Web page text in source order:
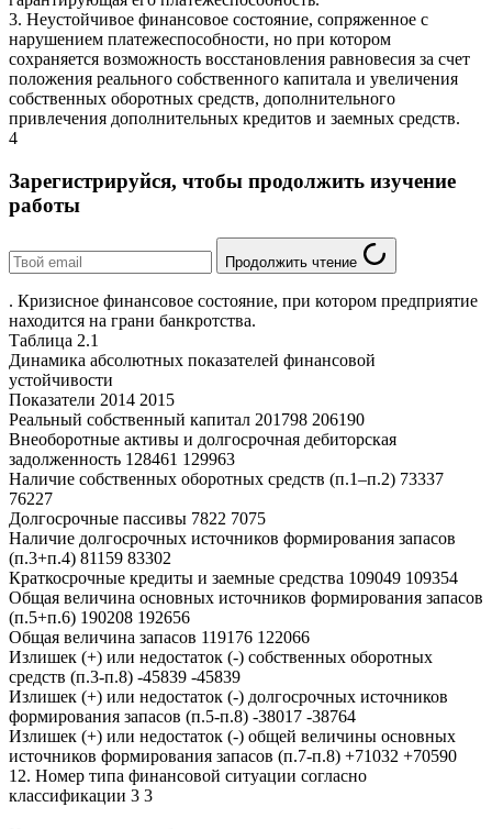
3. Неустойчивое финансовое состояние, сопряженное с
нарушением платежеспособности, но при котором
сохраняется возможность восстановления равновесия за счет
положения реального собственного капитала и увеличения
собственных оборотных средств, дополнительного
привлечения дополнительных кредитов и заемных средств.
4
Зарегистрируйся, чтобы продолжить изучение
работы
Продолжить чтение
. Кризисное финансовое состояние, при котором предприятие
находится на грани банкротства.
Таблица 2.1
Динамика абсолютных показателей финансовой
устойчивости
Показатели 2014 2015
Реальный собственный капитал 201798 206190
Внеоборотные активы и долгосрочная дебиторская
задолженность 128461 129963
Наличие собственных оборотных средств (п.1–п.2) 73337
76227
Долгосрочные пассивы 7822 7075
Наличие долгосрочных источников формирования запасов
(п.3+п.4) 81159 83302
Краткосрочные кредиты и заемные средства 109049 109354
Общая величина основных источников формирования запасов
(п.5+п.6) 190208 192656
Общая величина запасов 119176 122066
Излишек (+) или недостаток (-) собственных оборотных
средств (п.3-п.8) -45839 -45839
Излишек (+) или недостаток (-) долгосрочных источников
формирования запасов (п.5-п.8) -38017 -38764
Излишек (+) или недостаток (-) общей величины основных
источников формирования запасов (п.7-п.8) +71032 +70590
12. Номер типа финансовой ситуации согласно
классификации 3 3